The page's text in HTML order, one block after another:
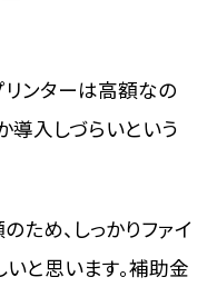
ンターは高額なの
導入しづらいという
ため、しっかりファイ
と思います。補助金